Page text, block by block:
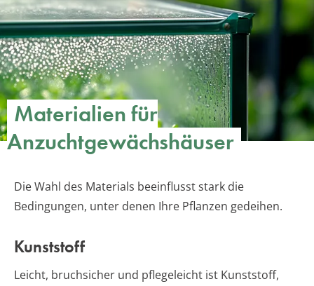
Materialien für
Anzuchtgewächshäuser
Die Wahl des Materials beeinflusst stark die
Bedingungen, unter denen Ihre Pflanzen gedeihen.
Kunststoff
Leicht, bruchsicher und pflegeleicht ist Kunststoff,